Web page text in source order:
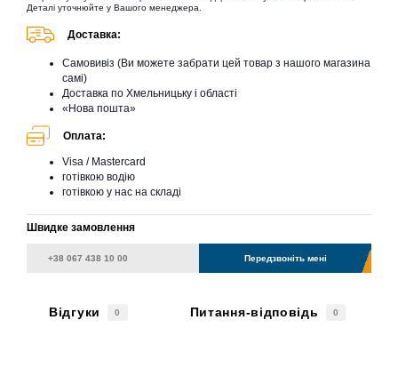
Деталі уточнюйте у Вашого менеджера.
Доставка:
Самовивіз (Ви можете забрати цей товар з нашого магазина
самі)
Доставка по Хмельницьку і області
«Нова пошта»
Оплата:
Visa / Mastercard
готівкою водію
готівкою у нас на складі
Швидке замовлення
Передзвоніть мені
Відгуки 0 Питання-відповідь 0